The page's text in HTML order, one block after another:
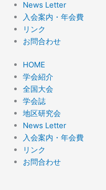
News Letter
入会案内・年会費
リンク
お問合わせ
HOME
学会紹介
全国大会
学会誌
地区研究会
News Letter
入会案内・年会費
リンク
お問合わせ